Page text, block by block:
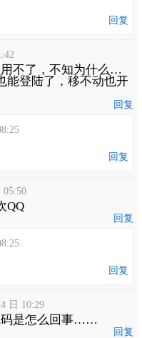
回复
不了，不知为什么…
能登陆了，移不动也开
回复
回复
05:50
QQ
回复
回复
日 10:29
码是怎么回事……
回复